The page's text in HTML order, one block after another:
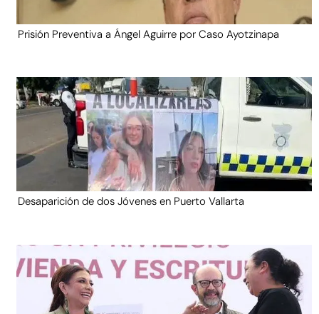
Prisión Preventiva a Ángel Aguirre por Caso Ayotzinapa
Desaparición de dos Jóvenes en Puerto Vallarta